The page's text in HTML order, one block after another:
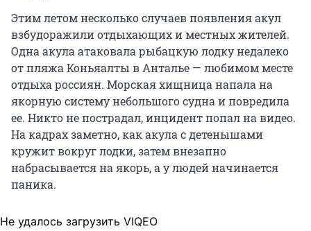
Этим летом несколько случаев появления акул
взбудоражили отдыхающих и местных жителей.
Одна акула атаковала рыбацкую лодку недалеко
от пляжа Коньяалты в Анталье — любимом месте
отдыха россиян. Морская хищница напала на
якорную систему небольшого судна и повредила
ее. Никто не пострадал, инцидент попал на видео.
На кадрах заметно, как акула с детенышами
кружит вокруг лодки, затем внезапно
набрасывается на якорь, а у людей начинается
паника.
Не удалось загрузить VIQEO